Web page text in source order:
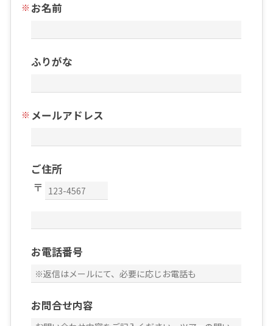
お名前
ふりがな
メールアドレス
ご住所
お電話番号
お問合せ内容